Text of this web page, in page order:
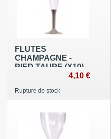
FLUTES
CHAMPAGNE -
PIED TAUPE (X10)
4,10 €
Rupture de stock